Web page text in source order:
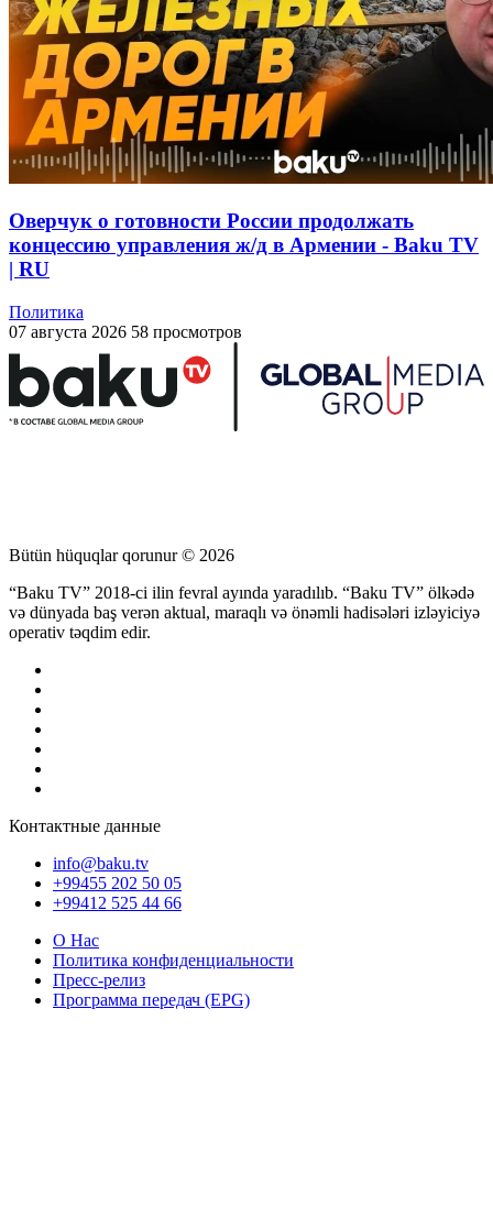
Оверчук о готовности России продолжать
концессию управления ж/д в Армении - Baku TV
| RU
Политика
07 августа 2026 58 просмотров
Bütün hüquqlar qorunur © 2026
“Baku TV” 2018-ci ilin fevral ayında yaradılıb. “Baku TV” ölkədə
və dünyada baş verən aktual, maraqlı və önəmli hadisələri izləyiciyə
operativ təqdim edir.
Контактные данные
info@baku.tv
+99455 202 50 05
+99412 525 44 66
О Нас
Политика конфиденциальности
Пресс-релиз
Программа передач (EPG)